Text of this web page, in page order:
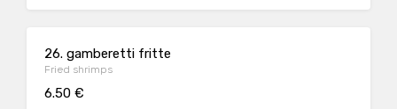
26. gamberetti fritte
Fried shrimps
6.50 €